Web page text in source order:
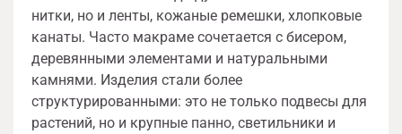
нитки, но и ленты, кожаные ремешки, хлопковые
канаты. Часто макраме сочетается с бисером,
деревянными элементами и натуральными
камнями. Изделия стали более
структурированными: это не только подвесы для
растений, но и крупные панно, светильники и